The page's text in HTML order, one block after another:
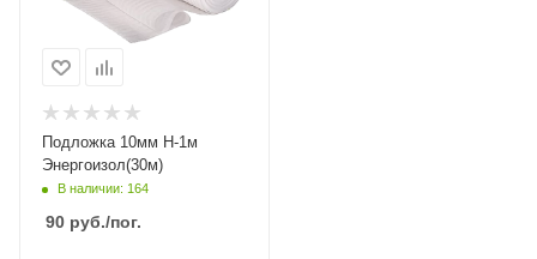
Подложка 10мм H-1м
Энергоизол(30м)
В наличии: 164
90 руб./пог.